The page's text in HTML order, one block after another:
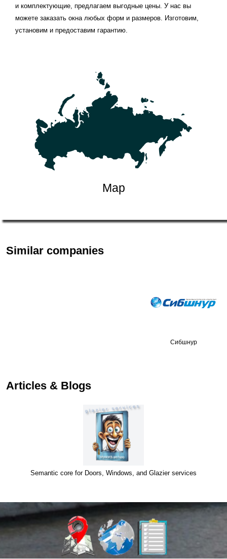
и комплектующие, предлагаем выгодные цены. У нас вы
можете заказать окна любых форм и размеров. Изготовим,
установим и предоставим гарантию.
Map
Similar companies
Articles & Blogs
Semantic core for Doors, Windows, and Glazier services